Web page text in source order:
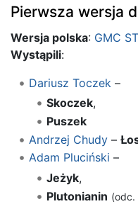
Pierwsza wersja
Wersja polska: GMC
Wystąpili:
Dariusz Toczek –
Skoczek,
Puszek
Andrzej Chudy–
Adam Pluciński –
Jeżyk,
Plutonianin (odc.